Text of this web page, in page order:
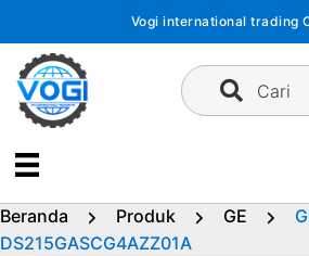
konten
Vogi international trading
Cari
Beranda Produk GE
DS215GASCG4AZZ01A